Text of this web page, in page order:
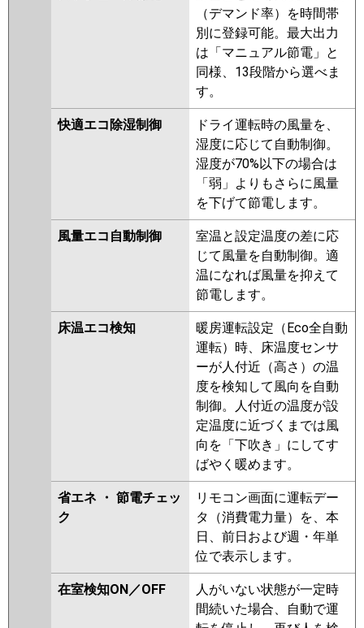
（デマンド率）を時間帯
別に登録可能。最大出力
は「マニュアル節電」と
同様、13段階から選べま
す。
快適エコ除湿制御
ドライ運転時の風量を、
湿度に応じて自動制御。
湿度が70%以下の場合は
「弱」よりもさらに風量
を下げて節電します。
風量エコ自動制御
室温と設定温度の差に応
じて風量を自動制御。適
温になれば風量を抑えて
節電します。
床温エコ検知
暖房運転設定（Eco全自動
運転）時、床温度センサ
ーが人付近（高さ）の温
度を検知して風向を自動
制御。人付近の温度が設
定温度に近づくまでは風
向を「下吹き」にしてす
ばやく暖めます。
省エネ ・ 節電チェッ
ク
リモコン画面に運転デー
タ（消費電力量）を、本
日、前日および週・年単
位で表示します。
在室検知ON／OFF
人がいない状態が一定時
間続いた場合、自動で運